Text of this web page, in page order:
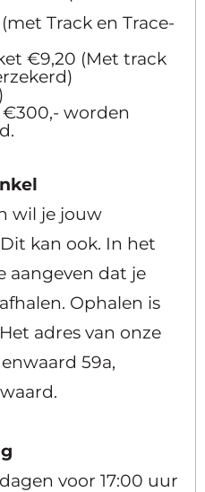
Track en Trace-
€9,20 (Met track
worden
wil je jouw
kan ook. In het
aangeven dat je
Ophalen is
adres van onze
59a,
voor 17:00 uur